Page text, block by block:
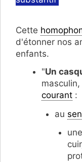
Cette
d'étonner nos
enfants.
"Un
courant :
au